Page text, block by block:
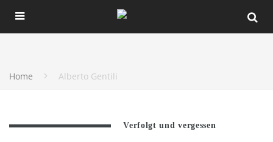
Home Alberto Gentili
Verfolgt und vergessen